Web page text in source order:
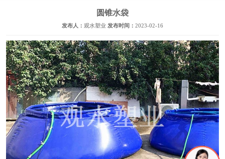
圆锥水袋
发布人： 观水塑业 发布时间： 2023-02-16